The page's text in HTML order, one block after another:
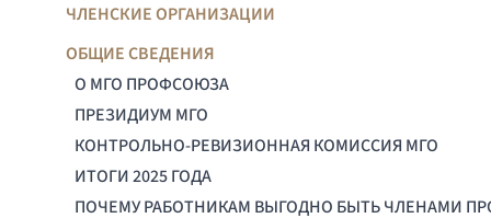
ЧЛЕНСКИЕ ОРГАНИЗАЦИИ
ОБЩИЕ СВЕДЕНИЯ
О МГО ПРОФСОЮЗА
ПРЕЗИДИУМ МГО
КОНТРОЛЬНО-РЕВИЗИОННАЯ КОМИССИЯ МГО
ИТОГИ 2025 ГОДА
ПОЧЕМУ РАБОТНИКАМ ВЫГОДНО БЫТЬ ЧЛЕНАМИ